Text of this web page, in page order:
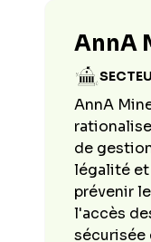
AnnA
AnnA
de
légalité et
prévenir
l'accès
sécurisée